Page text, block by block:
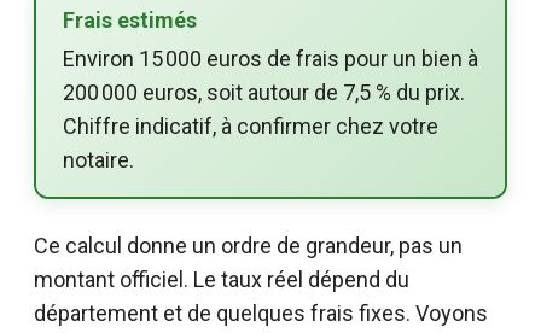
Frais estimés
Environ 15 000 euros de frais pour un bien à
200 000 euros, soit autour de 7,5 % du prix.
Chiffre indicatif, à confirmer chez votre
notaire.
Ce calcul donne un ordre de grandeur, pas un
montant officiel. Le taux réel dépend du
département et de quelques frais fixes. Voyons